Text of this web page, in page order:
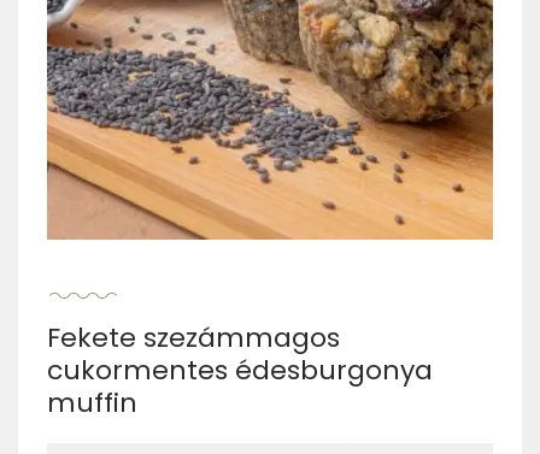
Fekete szezámmagos
cukormentes édesburgonya
muffin